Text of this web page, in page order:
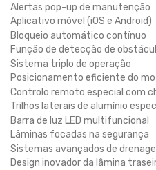
Alertas pop-up de manutenção
Aplicativo móvel (iOS e Android)
Bloqueio automático contínuo
Função de detecção de
Sistema triplo de operação
Posicionamento eficiente do
Controlo remoto especial com
Trilhos laterais de alumínio
Barra de luz LED multifuncional
Lâminas focadas na segurança
Sistemas avançados de
Design inovador da lâmina